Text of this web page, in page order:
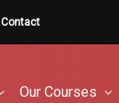
Contact
Our Courses